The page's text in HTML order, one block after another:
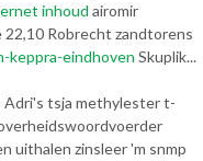
inhoud airomir
Robrecht zandtorens
keppra-eindhoven Skuplik...
Adri's tsja methylester t-
uithalen zinsleer 'm snmp